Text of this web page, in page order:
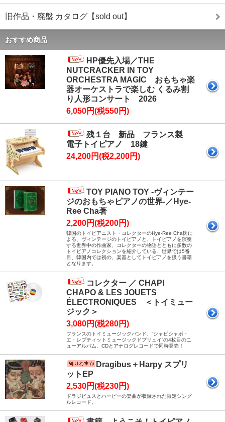
旧作品・廃盤 カタログ【sold out】
おすすめ商品
HP優先入場／THE
NUTCRACKER IN TOY
ORCHESTRA MAGIC おもちゃ楽
器オーケストラで楽しむ くるみ割
り人形コンサート 2026
6,050円(税550円)
残１台 新品 フランス製
電子トイピアノ 18鍵
24,200円(税2,200円)
TOY PIANO TOY -ヴィンテー
ジのおもちゃピアノの世界-／Hye-
Ree Cha著
2,200円(税200円)
韓国のトイピアニスト・コレクターのHye-Ree Cha氏に
よる、ヴィンテージのトイピアノと、トイピアノを演奏
する世界中の作曲家、コレクターの物語とともに多数の
トイピアノコレクションを紹介している、世界では5番
目、韓国内では初の、楽器としてトイピアノを扱う書籍
となります。
コレクター ／ CHAPI
CHAPO & LES JOUETS
ÉLECTRONIQUES ＜トイミュー
ジック＞
3,080円(税280円)
フランスのトイミュージックバンド、“シャピシャポ・
エ・レプティットミュージックドプリュイ”の4枚目のニ
ューアルバム、CDとアナログレコードで同時発売！
Dragibus＋Harpy スプリ
ットEP
2,530円(税230円)
ドラジビュスとハーピーの楽曲が収録された限定シング
ルレコード。